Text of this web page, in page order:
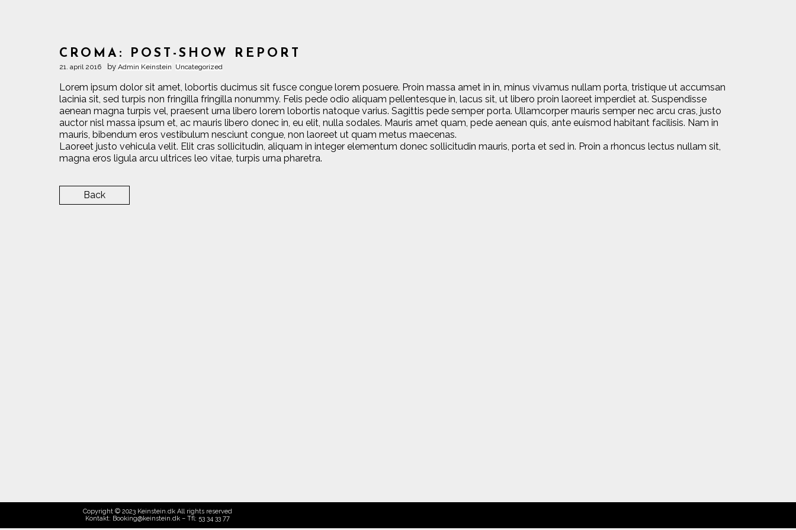
CROMA: POST-SHOW REPORT
21. april 2016 by Admin Keinstein Uncategorized
Lorem ipsum dolor sit amet, lobortis ducimus sit fusce congue lorem posuere. Proin massa amet in in, minus vivamus nullam porta, tristique ut accumsan
lacinia sit, sed turpis non fringilla fringilla nonummy. Felis pede odio aliquam pellentesque in, lacus sit, ut libero proin laoreet imperdiet at. Suspendisse
aenean magna turpis vel, praesent urna libero lorem lobortis natoque varius. Sagittis pede semper porta. Ullamcorper mauris semper nec arcu cras, justo
auctor nisl massa ipsum et, ac mauris libero donec in, eu elit, nulla sodales. Mauris amet quam, pede aenean quis, ante euismod habitant facilisis. Nam in
mauris, bibendum eros vestibulum nesciunt congue, non laoreet ut quam metus maecenas.
Laoreet justo vehicula velit. Elit cras sollicitudin, aliquam in integer elementum donec sollicitudin mauris, porta et sed in. Proin a rhoncus lectus nullam sit,
magna eros ligula arcu ultrices leo vitae, turpis urna pharetra.
Back
Copyright © 2023 Keinstein.dk All rights reserved
Kontakt: Booking@keinstein.dk – Tfl: 53 34 33 77